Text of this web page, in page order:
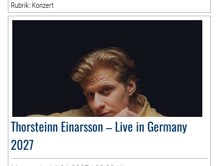
Rubrik: Konzert
Thorsteinn Einarsson – Live in Germany
2027